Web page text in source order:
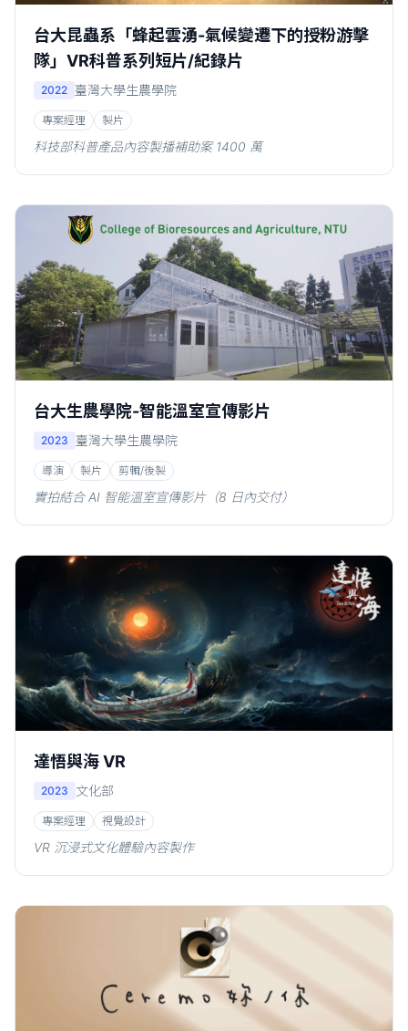
台大昆蟲系「蜂起雲湧-氣候變遷下的授粉游擊
隊」VR科普系列短片/紀錄片
2022 臺灣大學生農學院
專案經理 製片
科技部科普產品內容製播補助案 1400 萬
台大生農學院-智能溫室宣傳影片
2023 臺灣大學生農學院
導演 製片 剪輯/後製
實拍結合 AI 智能溫室宣傳影片（8 日內交付）
達悟與海 VR
2023 文化部
專案經理 視覺設計
VR 沉浸式文化體驗內容製作